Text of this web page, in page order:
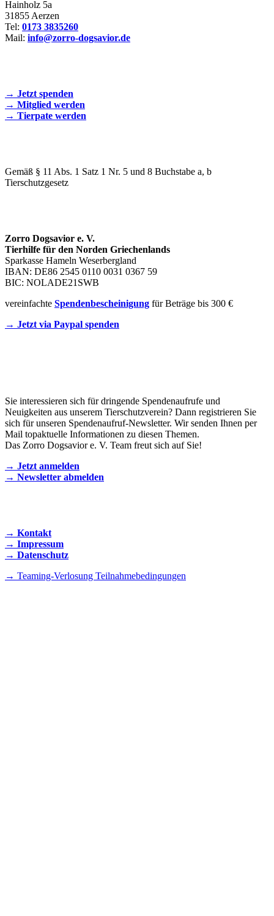
Hainholz 5a
31855 Aerzen
Tel: 0173 3835260
Mail: info@zorro-dogsavior.de
→ Jetzt spenden
→ Mitglied werden
→ Tierpate werden
Gemäß § 11 Abs. 1 Satz 1 Nr. 5 und 8 Buchstabe a, b
Tierschutzgesetz
Zorro Dogsavior e. V.
Tierhilfe für den Norden Griechenlands
Sparkasse Hameln Weserbergland
IBAN: DE86 2545 0110 0031 0367 59
BIC: NOLADE21SWB
vereinfachte Spendenbescheinigung für Beträge bis 300 €
→ Jetzt via Paypal spenden
Sie interessieren sich für dringende Spendenaufrufe und
Neuigkeiten aus unserem Tierschutzverein? Dann registrieren Sie
sich für unseren Spendenaufruf-Newsletter. Wir senden Ihnen per
Mail topaktuelle Informationen zu diesen Themen.
Das Zorro Dogsavior e. V. Team freut sich auf Sie!
→ Jetzt anmelden
→ Newsletter abmelden
→ Kontakt
→ Impressum
→ Datenschutz
→ Teaming-Verlosung Teilnahmebedingungen